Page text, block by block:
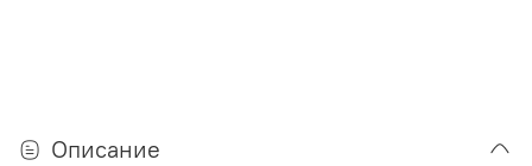
Описание